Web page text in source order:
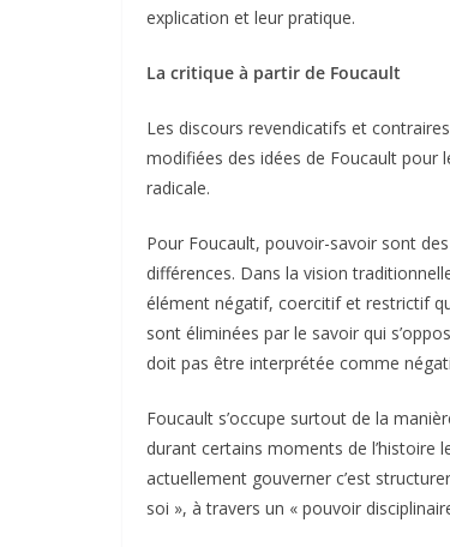
explication et leur pratique.
La critique à partir de Foucault
Les discours revendicatifs et
modifiées des idées de Foucault pour
radicale.
Pour Foucault, pouvoir-savoir sont
différences. Dans la vision
élément négatif, coercitif et restrictif
sont éliminées par le savoir qui
doit pas être interprétée comme
Foucault s’occupe surtout de la
durant certains moments de l’histoire
actuellement gouverner c’est
soi », à travers un « pouvoir